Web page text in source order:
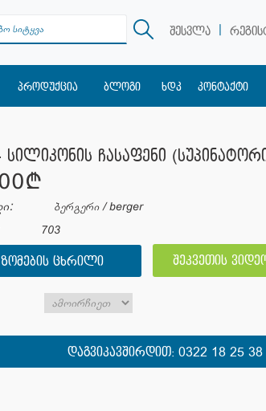
შესვლა |
პროდუქცია ბლოგი ხდკ კონტაქტი
სილიკონის ჩასაფენი
ბერგერი / berger
703
ᲖᲝᲛᲔᲑᲘᲡ ᲪᲮᲠᲘᲚᲘ შეკვეთის
ᲓᲐᲒᲕᲘᲙᲐᲕᲨᲘᲠᲓᲘᲗ: 0322 18 25 38